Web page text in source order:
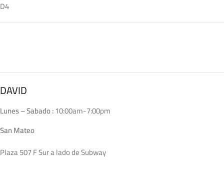
D4
DAVID
Lunes – Sabado :10:00am-7:00pm
San Mateo
Plaza 507 F Sur a lado de Subway